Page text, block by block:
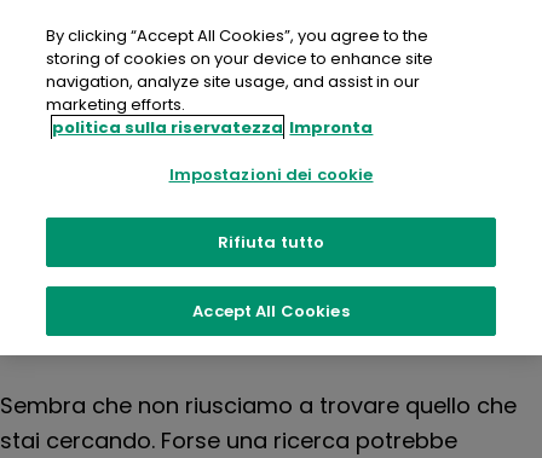
contenuto
Niente
trovato
Sembra che non riusciamo a trovare quello che
stai cercando. Forse una ricerca potrebbe
By clicking “Accept All Cookies”, you agree to the
storing of cookies on your device to enhance site
navigation, analyze site usage, and assist in our
marketing efforts.
politica sulla riservatezza Impronta
Impostazioni dei cookie
Rifiuta tutto
Accept All Cookies